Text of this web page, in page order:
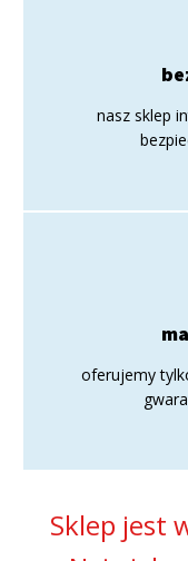
nasz sklep
oferujemy
Sklep jest